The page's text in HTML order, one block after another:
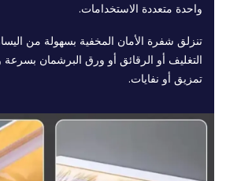
واحدة متعددة الاستخدامات.
تنزلق شفرة الأمان المخفية بسهولة من
التغليف أو الرقائق أو ورق البرشمان
تمزيق أو نفايات.